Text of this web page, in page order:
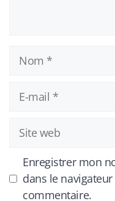
Nom
mail
Site
web
Enregistrer mon
dans le
commentaire.